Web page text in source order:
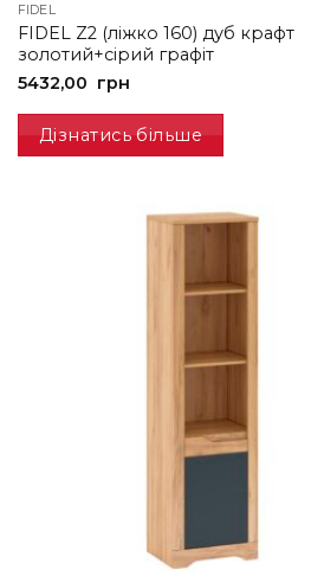
FIDEL
FIDEL Z2 (ліжко 160) дуб крафт
золотий+сірий графіт
5432,00 грн
Дізнатись більше